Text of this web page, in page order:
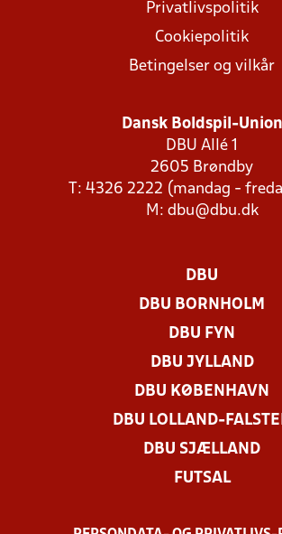
Privatlivspolitik
Cookiepolitik
Betingelser og vilkår
Dansk Boldspil-Union
DBU Allé 1
2605 Brøndby
T: 4326 2222 (mandag -
M: dbu@dbu.dk
DBU
DBU BORNHOLM
DBU FYN
DBU JYLLAND
DBU KØBENHAVN
DBU LOLLAND-
DBU SJÆLLAND
FUTSAL